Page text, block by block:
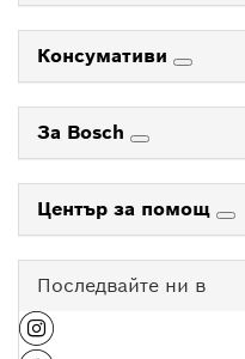
Консумативи
За Bosch
Център за помощ
Последвайте ни в